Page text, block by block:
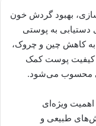
بهبود گردش خون
دستیابی به پوستی
کاهش چین و چروک،
کیفیت پوست کمک
محسوب می‌شود.
ویژه‌ای
طبیعی و